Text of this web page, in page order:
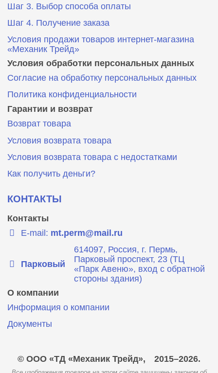
Шаг 3. Выбор способа оплаты
Шаг 4. Получение заказа
Условия продажи товаров интернет-магазина
«Механик Трейд»
Условия обработки персональных данных
Согласие на обработку персональных данных
Политика конфиденциальности
Гарантии и возврат
Возврат товара
Условия возврата товара
Условия возврата товара с недостатками
Как получить деньги?
КОНТАКТЫ
Контакты
E-mail: mt.perm@mail.ru
Парковый
614097, Россия, г. Пермь,
Парковый проспект, 23 (ТЦ
«Парк Авеню», вход с обратной
стороны здания)
О компании
Информация о компании
Документы
© ООО «ТД «Механик Трейд», 2015–2026.